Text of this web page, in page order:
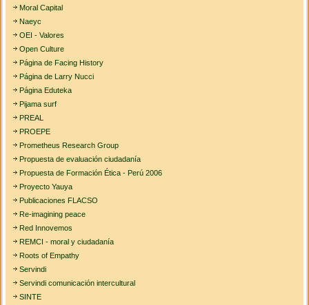
Moral Capital
Naeyc
OEI - Valores
Open Culture
Página de Facing History
Página de Larry Nucci
Página Eduteka
Pijama surf
PREAL
PROEPE
Prometheus Research Group
Propuesta de evaluación ciudadanía
Propuesta de Formación Ética - Perú 2006
Proyecto Yauya
Publicaciones FLACSO
Re-imagining peace
Red Innovemos
REMCI - moral y ciudadanía
Roots of Empathy
Servindi
Servindi comunicación intercultural
SINTE